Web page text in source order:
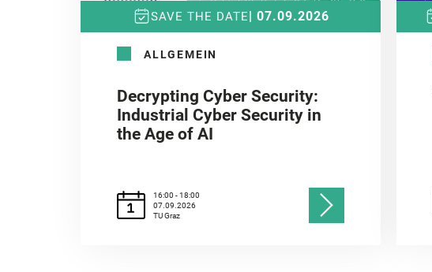
SAVE THE DATE| 07.09.2026
ALLGEMEIN
Decrypting Cyber Security:
Industrial Cyber Security in
the Age of AI
16:00 - 18:00
07.09.2026
TU Graz